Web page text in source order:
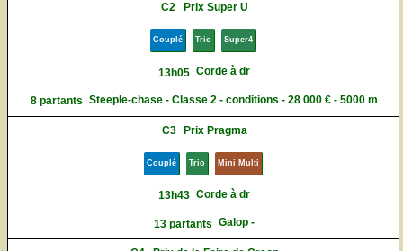
C2 Prix Super U
Couplé Trio Super4
13h05 Corde à dr
8 partants Steeple-chase - Classe 2 - conditions - 28 000 € - 5000 m
C3 Prix Pragma
Couplé Trio Mini Multi
13h43 Corde à dr
13 partants Galop -